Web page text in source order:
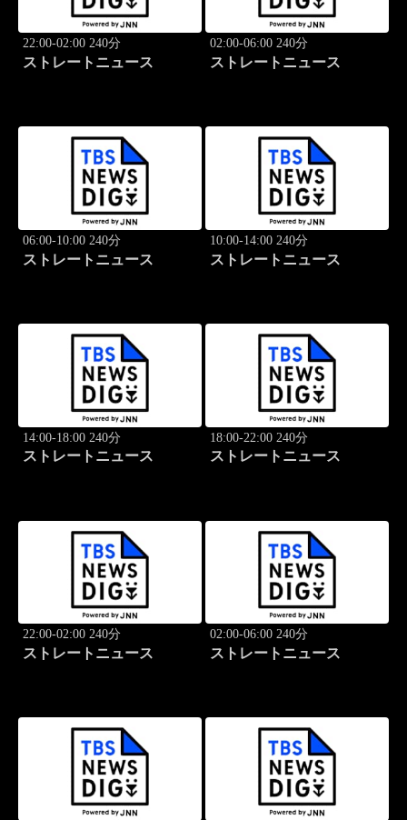
22:00-02:00 240分
ストレートニュース
02:00-06:00 240分
ストレートニュース
06:00-10:00 240分
ストレートニュース
10:00-14:00 240分
ストレートニュース
14:00-18:00 240分
ストレートニュース
18:00-22:00 240分
ストレートニュース
22:00-02:00 240分
ストレートニュース
02:00-06:00 240分
ストレートニュース